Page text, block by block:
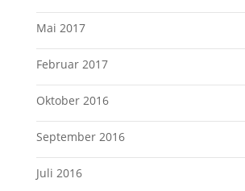
Mai 2017
Februar 2017
Oktober 2016
September 2016
Juli 2016